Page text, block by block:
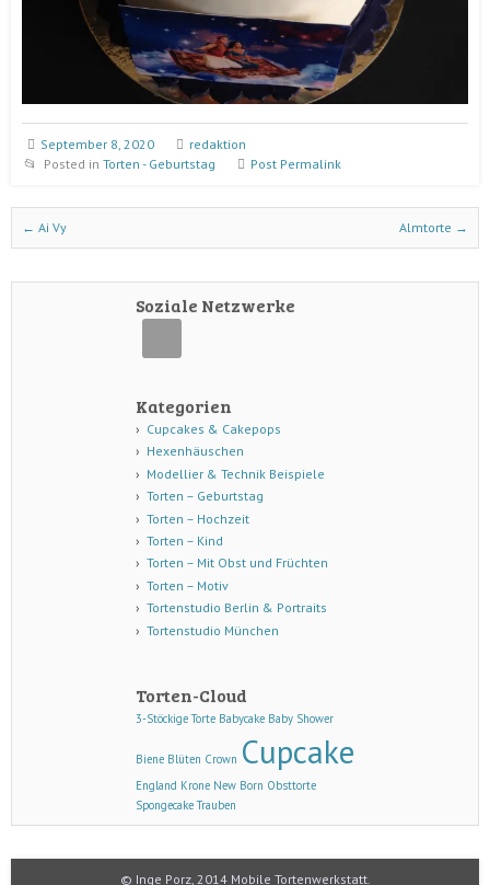
September 8, 2020
redaktion
Posted in Torten - Geburtstag Post Permalink
Post navigation
← Ai Vy Almtorte →
Soziale Netzwerke
Kategorien
Cupcakes & Cakepops
Hexenhäuschen
Modellier & Technik Beispiele
Torten – Geburtstag
Torten – Hochzeit
Torten – Kind
Torten – Mit Obst und Früchten
Torten – Motiv
Tortenstudio Berlin & Portraits
Tortenstudio München
Torten-Cloud
3-Stöckige Torte Babycake Baby Shower
Biene Blüten Crown Cupcake
England Krone New Born Obsttorte
Spongecake Trauben
© Inge Porz, 2014 Mobile Tortenwerkstatt.